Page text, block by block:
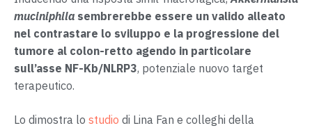
muciniphila sembrerebbe essere un valido alleato
nel contrastare lo sviluppo e la progressione del
tumore al colon-retto agendo in particolare
sull’asse NF-Kb/NLRP3, potenziale nuovo target
terapeutico.
Lo dimostra lo studio di Lina Fan e colleghi della